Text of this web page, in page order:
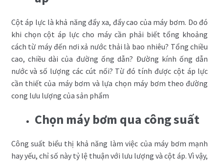
Cột áp lực là khả năng đẩy xa, đẩy cao của máy bơm. Do đó
khi chọn cột áp lực cho máy cần phải biết tổng khoảng
cách từ máy đến nơi xả nước thải là bao nhiêu? Tổng chiều
cao, chiều dài của đường ống dẫn? Đường kính ống dẫn
nước và số lượng các cút nối? Từ đó tính được cột áp lực
cần thiết của máy bơm và lựa chọn máy bơm theo đường
cong lưu lượng của sản phẩm
Chọn máy bơm qua công suất
Công suất biểu thị khả năng làm việc của máy bơm mạnh
hay yếu, chỉ số này tỷ lệ thuận với lưu lượng và cột áp. Vì vậy,